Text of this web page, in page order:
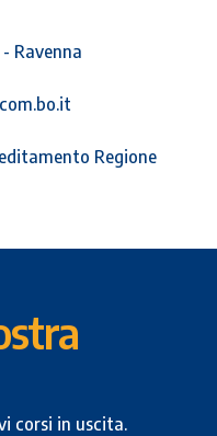
Ravenna
Regione
corsi in uscita.